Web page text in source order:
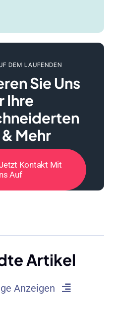
DEM LAUFENDEN
Sie Uns
Ihre
Mehr
Kontakt Mit
Auf
Artikel
Anzeigen